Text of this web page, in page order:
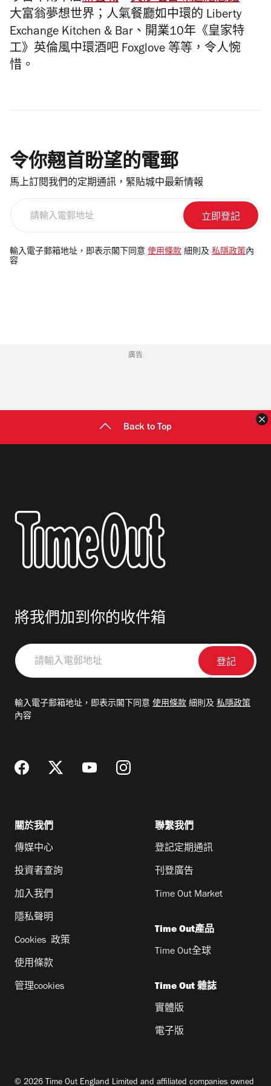
大富翁夢想世界；人氣餐廳如中環的 Liberty
Exchange Kitchen & Bar、開業10年《皇家特
工》英倫風中環酒吧 Foxglove 等等，令人惋
惜。
令你翹首盼望的電郵
馬上訂閱我們的定期通訊，緊貼城中最新情報
電
郵
輸入電子郵箱地址，即表示閣下同意 使用條款 細則及 私隱政策 內
容
廣告
Back to Top
將我們加到你的收件箱
請
輸
郵
輸入電子郵箱地址，即表示閣下同意 使用條款 細則及 私隱政策
內容
關於我們
傳媒中心
投資者查詢
加入我們
隱私聲明
Cookies 政策
使用條款
管理cookies
聯繫我們
登記定期通訊
刊登廣告
Time Out Market
Time Out產品
Time Out全球
Time Out 雜誌
實體版
電子版
© 2026 Time Out England Limited and affiliated companies owned